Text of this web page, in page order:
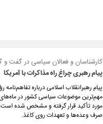
کارشناسان و فعالان سیاسی در گفت و
پیام رهبری چراغ راه مذاکرات با آمریکا
پیام رهبرانقلاب اسلامی درباره
مهم‌ترین موضوعات سیاسی کشور در
مورد تأکید قرار گرفته و مشخص شده است
صرف وعده‌ها و تعهدات روی کاغذ.